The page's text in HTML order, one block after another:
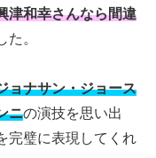
津和幸さんなら間違
。
ョナサン・ジョース
ニの演技を思い出
完璧に表現してくれ